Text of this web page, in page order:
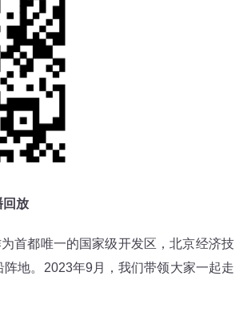
回放
首都唯一的国家级开发区，北京经济技
地。2023年9月，我们带领大家一起走